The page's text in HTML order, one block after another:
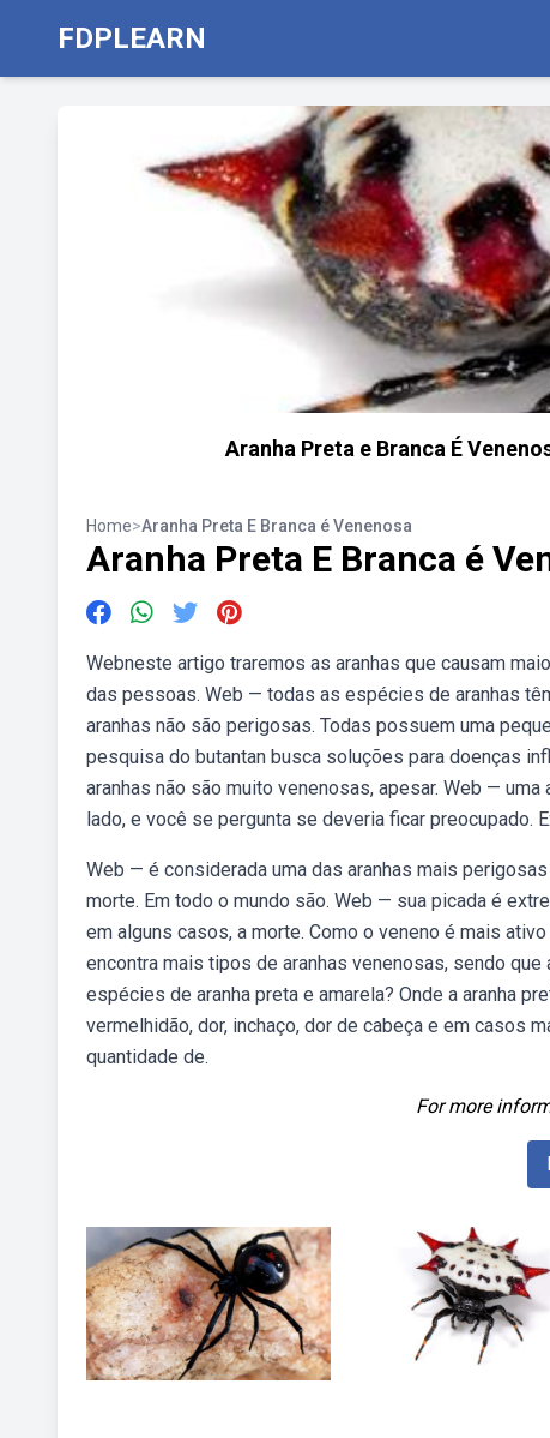
FDPLEARN
Aranha Preta e Branca É
Home>Aranha Preta E Branca é Venenosa
Aranha Preta E Branca é
Webneste artigo traremos as aranhas que causam
das pessoas. Web — todas as espécies de aranhas
aranhas não são perigosas. Todas possuem uma
pesquisa do butantan busca soluções para doenças
aranhas não são muito venenosas, apesar. Web —
lado, e você se pergunta se deveria ficar preocupado.
Web — é considerada uma das aranhas mais
morte. Em todo o mundo são. Web — sua picada é
em alguns casos, a morte. Como o veneno é mais
encontra mais tipos de aranhas venenosas, sendo
espécies de aranha preta e amarela? Onde a aranha
vermelhidão, dor, inchaço, dor de cabeça e em casos
quantidade de.
For more